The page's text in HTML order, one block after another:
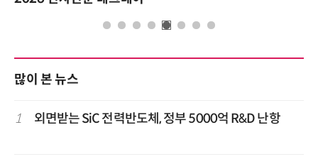
많이 본 뉴스
1 외면받는 SiC 전력반도체, 정부 5000억 R&D 난항